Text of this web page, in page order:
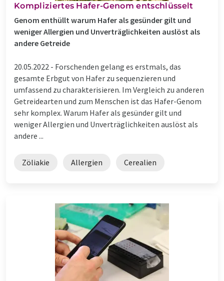
Kompliziertes Hafer-Genom entschlüsselt
Genom enthüllt warum Hafer als gesünder gilt und
weniger Allergien und Unverträglichkeiten auslöst als
andere Getreide
20.05.2022 - Forschenden gelang es erstmals, das
gesamte Erbgut von Hafer zu sequenzieren und
umfassend zu charakterisieren. Im Vergleich zu anderen
Getreidearten und zum Menschen ist das Hafer-Genom
sehr komplex. Warum Hafer als gesünder gilt und
weniger Allergien und Unverträglichkeiten auslöst als
andere ...
Zöliakie Allergien Cerealien